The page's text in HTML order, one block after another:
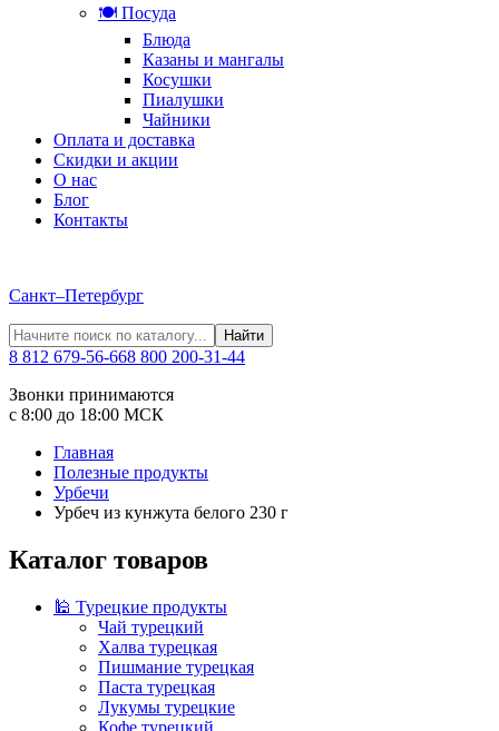
🍽️ Посуда
Блюда
Казаны и мангалы
Косушки
Пиалушки
Чайники
Оплата и доставка
Скидки и акции
О нас
Блог
Контакты
Санкт–Петербург
Найти
8 812 679-56-668 800 200-31-44
Звонки принимаются
с 8:00 до 18:00 МСК
Главная
Полезные продукты
Урбечи
Урбеч из кунжута белого 230 г
Каталог товаров
🕌 Турецкие продукты
Чай турецкий
Халва турецкая
Пишмание турецкая
Паста турецкая
Лукумы турецкие
Кофе турецкий